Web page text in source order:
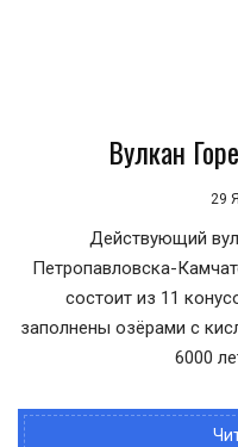
Вулкан
29
Действующий
Петропавловска-
состоит из 11
заполнены озёрами с
6000